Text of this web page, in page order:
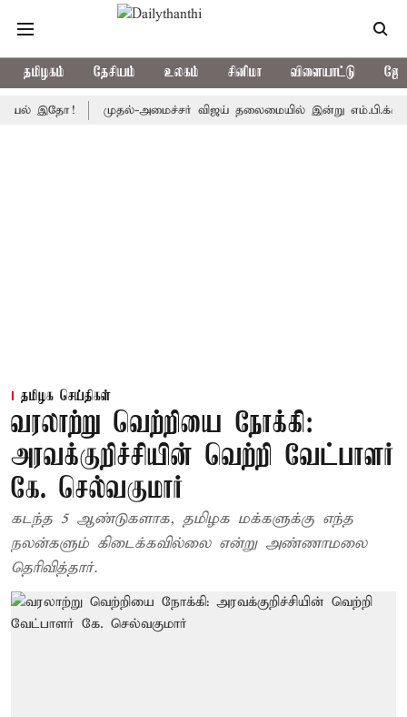
தமிழகம் தேசியம் உலகம் சினிமா விளையாட்டு
முதல்-அமைச்சர் விஜய் தலைமையில் இன்று எம்.பி.க்கள் கூட்டம்:
தமிழக செய்திகள்
வரலாற்று வெற்றியை நோக்கி:
அரவக்குறிச்சியின் வெற்றி வேட்பாளர்
கே. செல்வகுமார்
கடந்த 5 ஆண்டுகளாக, தமிழக மக்களுக்கு எந்த
நலன்களும் கிடைக்கவில்லை என்று அண்ணாமலை
தெரிவித்தார்.